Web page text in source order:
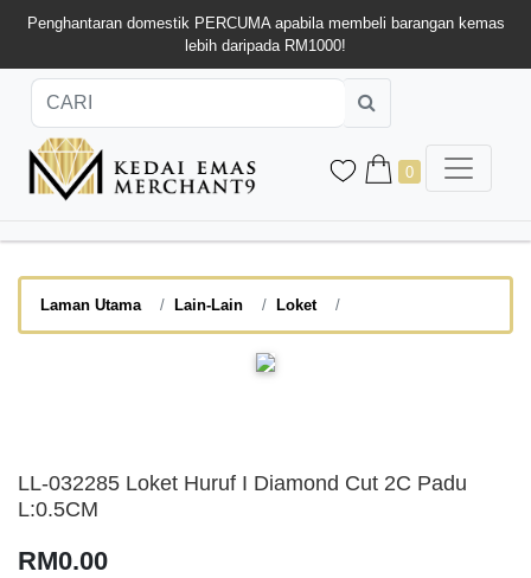
Penghantaran domestik PERCUMA apabila membeli barangan kemas
lebih daripada RM1000!
0
Laman Utama Lain-Lain Loket
LL-032285 Loket Huruf I Diamond Cut 2C Padu
L:0.5CM
RM0.00